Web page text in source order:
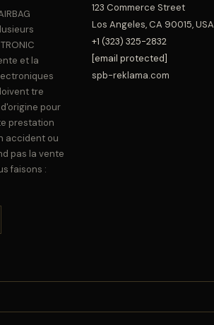
et la
tre
pour
prestation
accident ou
pas la vente
faisons :
123 Commerce Street
Los Angeles, CA 90015, USA
+1 (323) 325-2832
[email protected]
spb-reklama.com